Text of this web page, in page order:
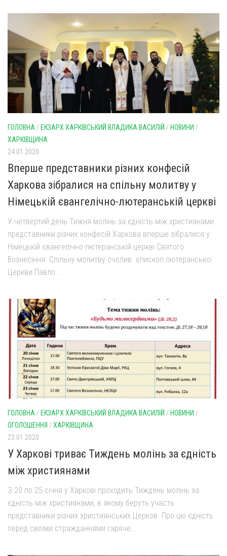
ГОЛОВНА / ЕКЗАРХ ХАРКІВСЬКИЙ ВЛАДИКА ВАСИЛІЙ / НОВИНИ /
ХАРКІВЩИНА
24.01.2020
Вперше представники різних конфесій
Харкова зібралися на спільну молитву у
Німецькій євангелічно-лютеранській церкві
У четвертий день Тижня молінь за єдність між християнами
представники різних конфесій Харкова вперше зібралися у
Німецькій євангелічно-лютеранській церкві Святого
Вознесіння. Спільну молитву очолив єпископ лютеранської
Церкви Павло...
ГОЛОВНА / ЕКЗАРХ ХАРКІВСЬКИЙ ВЛАДИКА ВАСИЛІЙ / НОВИНИ /
ОГОЛОШЕННЯ /ХАРКІВЩИНА
23.01.2020
У Харкові триває Тиждень молінь за єдність
між християнами
З 20 по 25 січня у Харкові проходить Тиждень молінь за
єдність між християнами, в якому беруть участь
представники різних християнських Церков. Про цю єдність
перед своїми стражданнями гаряче...